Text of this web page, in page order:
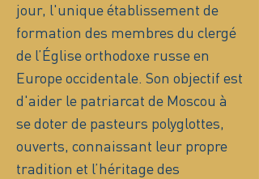
jour, l'unique établissement de
formation des membres du clergé
de l’Église orthodoxe russe en
Europe occidentale. Son objectif est
d'aider le patriarcat de Moscou à
se doter de pasteurs polyglottes,
ouverts, connaissant leur propre
tradition et l’héritage des